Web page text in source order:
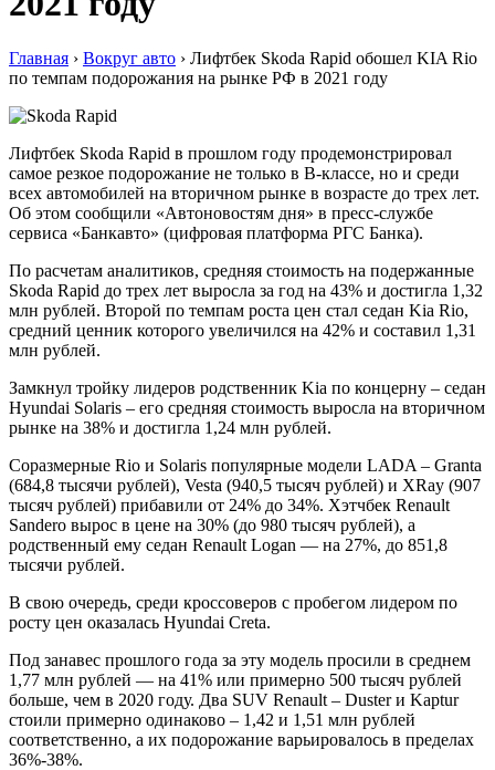
Главная › Вокруг авто › Лифтбек Skoda Rapid обошел KIA Rio
по темпам подорожания на рынке РФ в 2021 году
Лифтбек Skoda Rapid в прошлом году продемонстрировал
самое резкое подорожание не только в B-классе, но и среди
всех автомобилей на вторичном рынке в возрасте до трех лет.
Об этом сообщили «Автоновостям дня» в пресс-службе
сервиса «Банкавто» (цифровая платформа РГС Банка).
По расчетам аналитиков, средняя стоимость на подержанные
Skoda Rapid до трех лет выросла за год на 43% и достигла 1,32
млн рублей. Второй по темпам роста цен стал седан Kia Rio,
средний ценник которого увеличился на 42% и составил 1,31
млн рублей.
Замкнул тройку лидеров родственник Kia по концерну – седан
Hyundai Solaris – его средняя стоимость выросла на вторичном
рынке на 38% и достигла 1,24 млн рублей.
Соразмерные Rio и Solaris популярные модели LADA – Granta
(684,8 тысячи рублей), Vesta (940,5 тысяч рублей) и XRay (907
тысяч рублей) прибавили от 24% до 34%. Хэтчбек Renault
Sandero вырос в цене на 30% (до 980 тысяч рублей), а
родственный ему седан Renault Logan — на 27%, до 851,8
тысячи рублей.
В свою очередь, среди кроссоверов с пробегом лидером по
росту цен оказалась Hyundai Creta.
Под занавес прошлого года за эту модель просили в среднем
1,77 млн рублей — на 41% или примерно 500 тысяч рублей
больше, чем в 2020 году. Два SUV Renault – Duster и Kaptur
стоили примерно одинаково – 1,42 и 1,51 млн рублей
соответственно, а их подорожание варьировалось в пределах
36%-38%.